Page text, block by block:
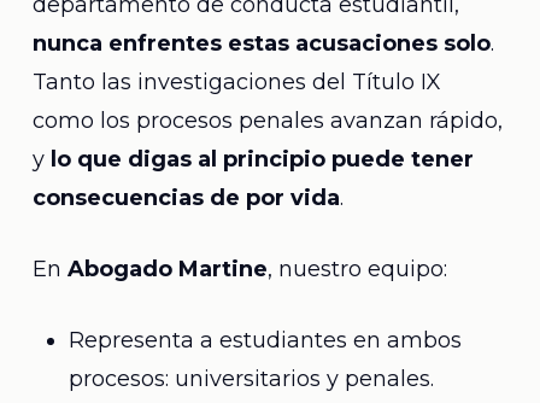
nunca enfrentes estas acusaciones solo.
Tanto las investigaciones del Título IX
como los procesos penales avanzan rápido,
y lo que digas al principio puede tener
consecuencias de por vida.
En Abogado Martine, nuestro equipo:
Representa a estudiantes en ambos
procesos: universitarios y penales.